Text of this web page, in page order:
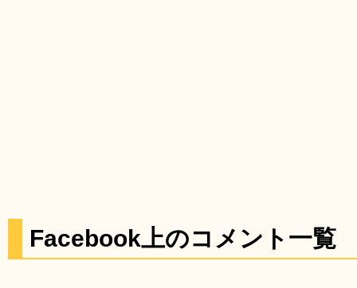
Facebook上のコメント一覧